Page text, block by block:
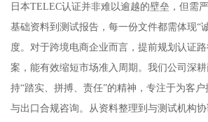
日本TELEC认证并非难以逾越的壁垒，但需
基础资料到测试报告，每一份文件都需体现“
度。对于跨境电商企业而言，提前规划认证
案，能有效缩短市场准入周期。我们公司深
持“踏实、拼搏、责任”的精神，专注于为客
与出口合规咨询。从资料整理到与测试机构